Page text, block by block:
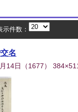
示件数：
名
14日 （1677）